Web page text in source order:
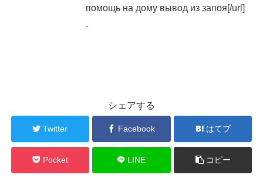
помощь на дому вывод из запоя[/url]
.
シェアする
Twitter Facebook はてブ
Pocket LINE コピー